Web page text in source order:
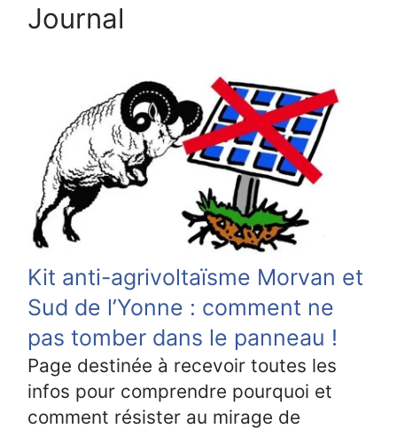
Journal
Kit anti-agrivoltaïsme Morvan et
Sud de l’Yonne : comment ne
pas tomber dans le panneau !
Page destinée à recevoir toutes les
infos pour comprendre pourquoi et
comment résister au mirage de